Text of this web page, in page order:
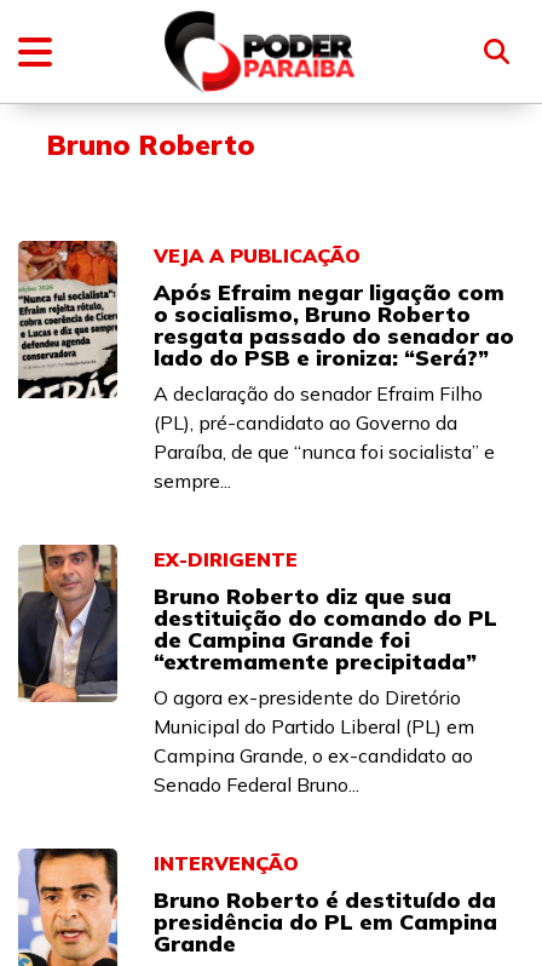
Bruno Roberto
VEJA A PUBLICAÇÃO
Após Efraim negar ligação com
o socialismo, Bruno Roberto
resgata passado do senador ao
lado do PSB e ironiza: “Será?”
A declaração do senador Efraim Filho
(PL), pré-candidato ao Governo da
Paraíba, de que “nunca foi socialista” e
sempre...
EX-DIRIGENTE
Bruno Roberto diz que sua
destituição do comando do PL
de Campina Grande foi
“extremamente precipitada”
O agora ex-presidente do Diretório
Municipal do Partido Liberal (PL) em
Campina Grande, o ex-candidato ao
Senado Federal Bruno...
INTERVENÇÃO
Bruno Roberto é destituído da
presidência do PL em Campina
Grande